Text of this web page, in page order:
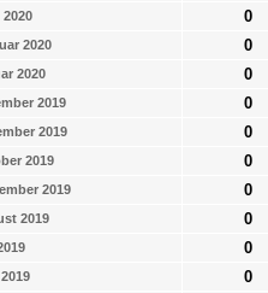
2020 0
2020 0
2020 0
2019 0
2019 0
2019 0
2019 0
2019 0
0
0